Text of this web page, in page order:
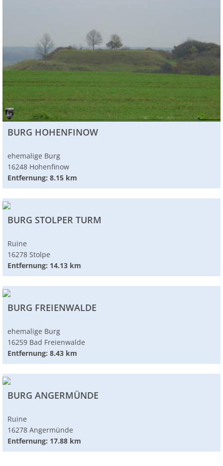
BURG HOHENFINOW
ehemalige Burg
16248 Hohenfinow
Entfernung: 8.15 km
BURG STOLPER TURM
Ruine
16278 Stolpe
Entfernung: 14.13 km
BURG FREIENWALDE
ehemalige Burg
16259 Bad Freienwalde
Entfernung: 8.43 km
BURG ANGERMÜNDE
Ruine
16278 Angermünde
Entfernung: 17.88 km